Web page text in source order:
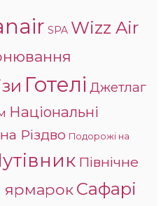
SPA Wizz Air
Готелі Джетлаг
Національні
Різдво Подорожі на
Північне
ярмарокСафарі